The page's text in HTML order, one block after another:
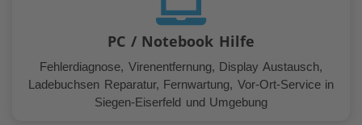
PC / Notebook Hilfe
Fehlerdiagnose, Virenentfernung, Display Austausch,
Ladebuchsen Reparatur, Fernwartung, Vor-Ort-Service in
Siegen-Eiserfeld und Umgebung